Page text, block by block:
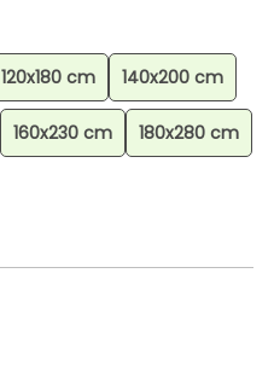
120x180 cm 140x200 cm
160x230 cm 180x280 cm